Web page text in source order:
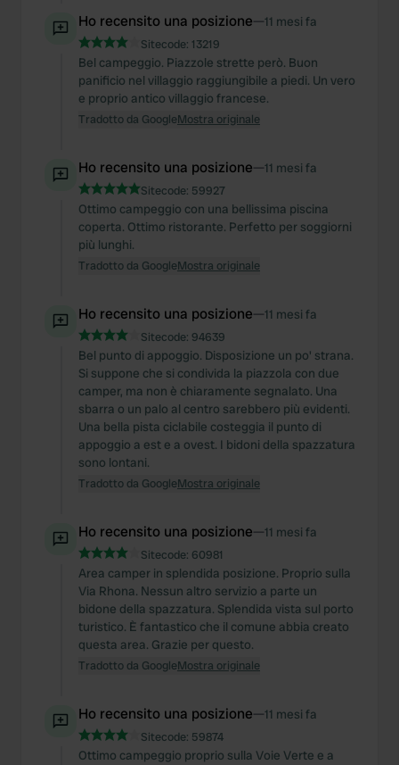
Ho recensito una posizione—11 mesi fa
Sitecode: 13219
Bel campeggio. Piazzole strette però. Buon
panificio nel villaggio raggiungibile a piedi. Un vero
e proprio antico villaggio francese.
Tradotto da GoogleMostra originale
Ho recensito una posizione—11 mesi fa
Sitecode: 59927
Ottimo campeggio con una bellissima piscina
coperta. Ottimo ristorante. Perfetto per soggiorni
più lunghi.
Tradotto da GoogleMostra originale
Ho recensito una posizione—11 mesi fa
Sitecode: 94639
Bel punto di appoggio. Disposizione un po' strana.
Si suppone che si condivida la piazzola con due
camper, ma non è chiaramente segnalato. Una
sbarra o un palo al centro sarebbero più evidenti.
Una bella pista ciclabile costeggia il punto di
appoggio a est e a ovest. I bidoni della spazzatura
sono lontani.
Tradotto da GoogleMostra originale
Ho recensito una posizione—11 mesi fa
Sitecode: 60981
Area camper in splendida posizione. Proprio sulla
Via Rhona. Nessun altro servizio a parte un
bidone della spazzatura. Splendida vista sul porto
turistico. È fantastico che il comune abbia creato
questa area. Grazie per questo.
Tradotto da GoogleMostra originale
Ho recensito una posizione—11 mesi fa
Sitecode: 59874
Ottimo campeggio proprio sulla Voie Verte e a